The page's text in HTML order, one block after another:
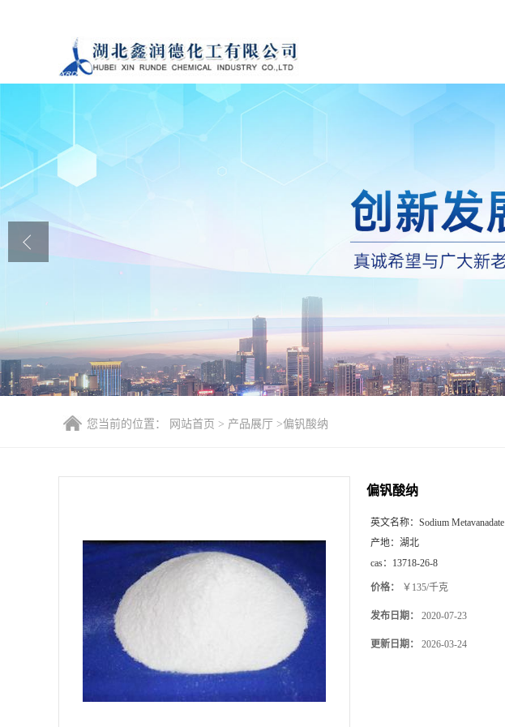
产品展厅
联系方式
您当前的位置： 网站首页 > 产品展厅 >偏钒酸纳
偏钒酸纳
英文名称： Sodium Metavanadate
产地： 湖北
cas： 13718-26-8
价格： ￥135/千克
发布日期： 2020-07-23
更新日期： 2026-03-24